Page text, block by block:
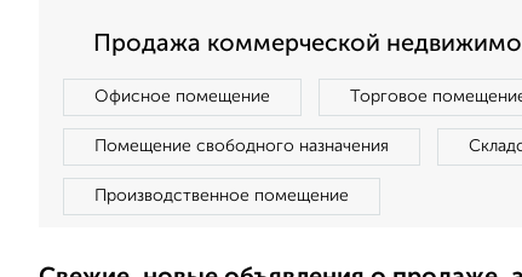
Продажа коммерческой
Офисное помещение Торговое
Помещение свободного назначения
Производственное помещение